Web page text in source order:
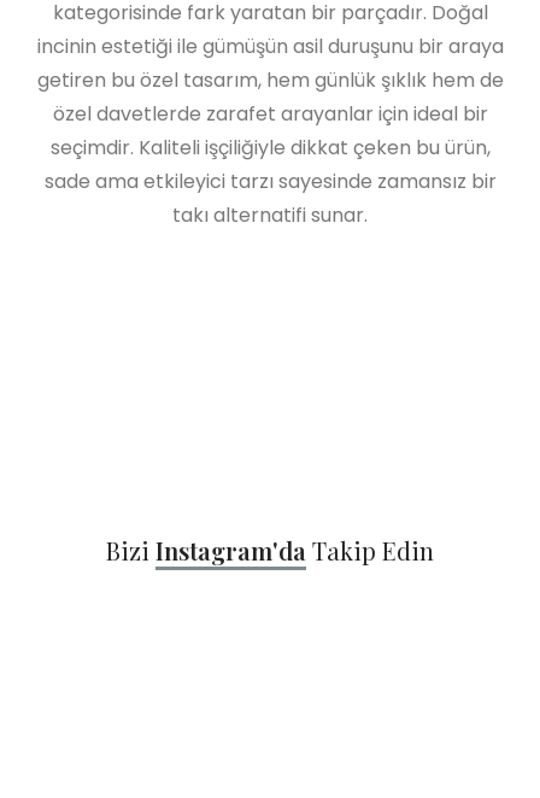
kategorisinde fark yaratan bir parçadır. Doğal
incinin estetiği ile gümüşün asil duruşunu bir araya
getiren bu özel tasarım, hem günlük şıklık hem de
özel davetlerde zarafet arayanlar için ideal bir
seçimdir. Kaliteli işçiliğiyle dikkat çeken bu ürün,
sade ama etkileyici tarzı sayesinde zamansız bir
takı alternatifi sunar.
Bizi Instagram'da Takip Edin